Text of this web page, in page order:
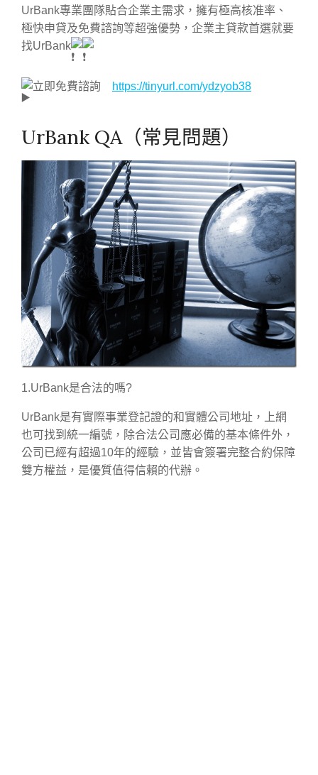
UrBank專業團隊貼合企業主需求，擁有極高核准率、
極快申貸及免費諮詢等超強優勢，企業主貸款首選就要
找UrBank
立即免費諮詢 https://tinyurl.com/ydzyob38
UrBank QA（常見問題）
1.UrBank是合法的嗎?
UrBank是有實際事業登記證的和實體公司地址，上網
也可找到統一編號，除合法公司應必備的基本條件外，
公司已經有超過10年的經驗，並皆會簽署完整合約保障
雙方權益，是優質值得信賴的代辦。